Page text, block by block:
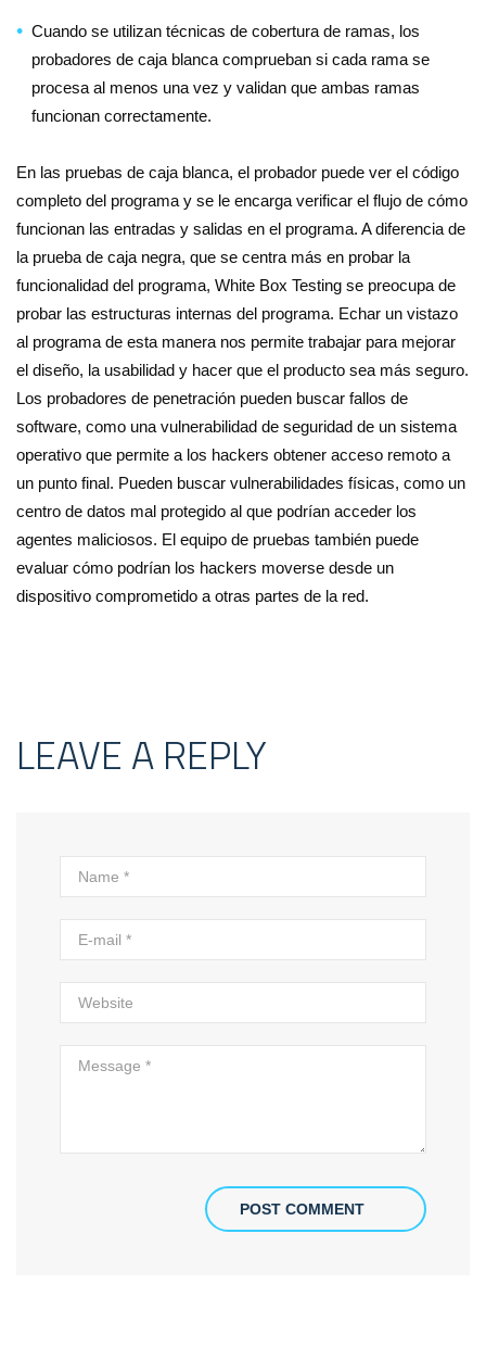
Cuando se utilizan técnicas de cobertura de ramas, los
probadores de caja blanca comprueban si cada rama se
procesa al menos una vez y validan que ambas ramas
funcionan correctamente.
En las pruebas de caja blanca, el probador puede ver el código
completo del programa y se le encarga verificar el flujo de cómo
funcionan las entradas y salidas en el programa. A diferencia de
la prueba de caja negra, que se centra más en probar la
funcionalidad del programa, White Box Testing se preocupa de
probar las estructuras internas del programa. Echar un vistazo
al programa de esta manera nos permite trabajar para mejorar
el diseño, la usabilidad y hacer que el producto sea más seguro.
Los probadores de penetración pueden buscar fallos de
software, como una vulnerabilidad de seguridad de un sistema
operativo que permite a los hackers obtener acceso remoto a
un punto final. Pueden buscar vulnerabilidades físicas, como un
centro de datos mal protegido al que podrían acceder los
agentes maliciosos. El equipo de pruebas también puede
evaluar cómo podrían los hackers moverse desde un
dispositivo comprometido a otras partes de la red.
LEAVE A REPLY
POST COMMENT